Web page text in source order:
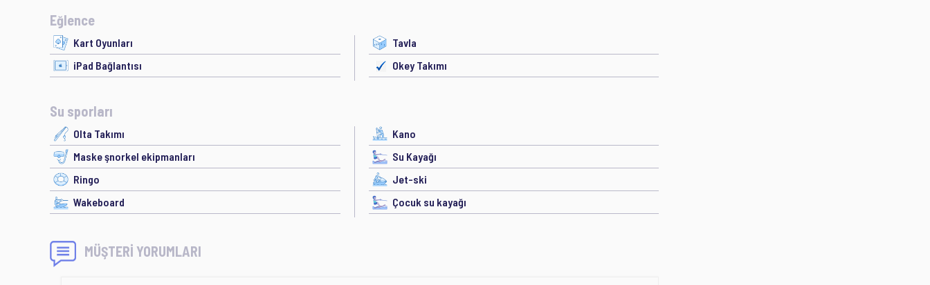
Eğlence
Kart Oyunları
Tavla
iPad Bağlantısı
Okey Takımı
Su sporları
Olta Takımı
Kano
Maske şnorkel ekipmanları
Su Kayağı
Ringo
Jet-ski
Wakeboard
Çocuk su kayağı
MÜŞTERİ YORUMLARI